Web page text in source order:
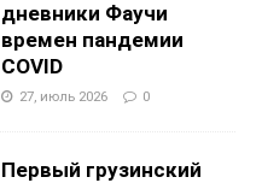
дневники Фаучи
времен пандемии
COVID
27, июль 2026 0
Первый грузинский